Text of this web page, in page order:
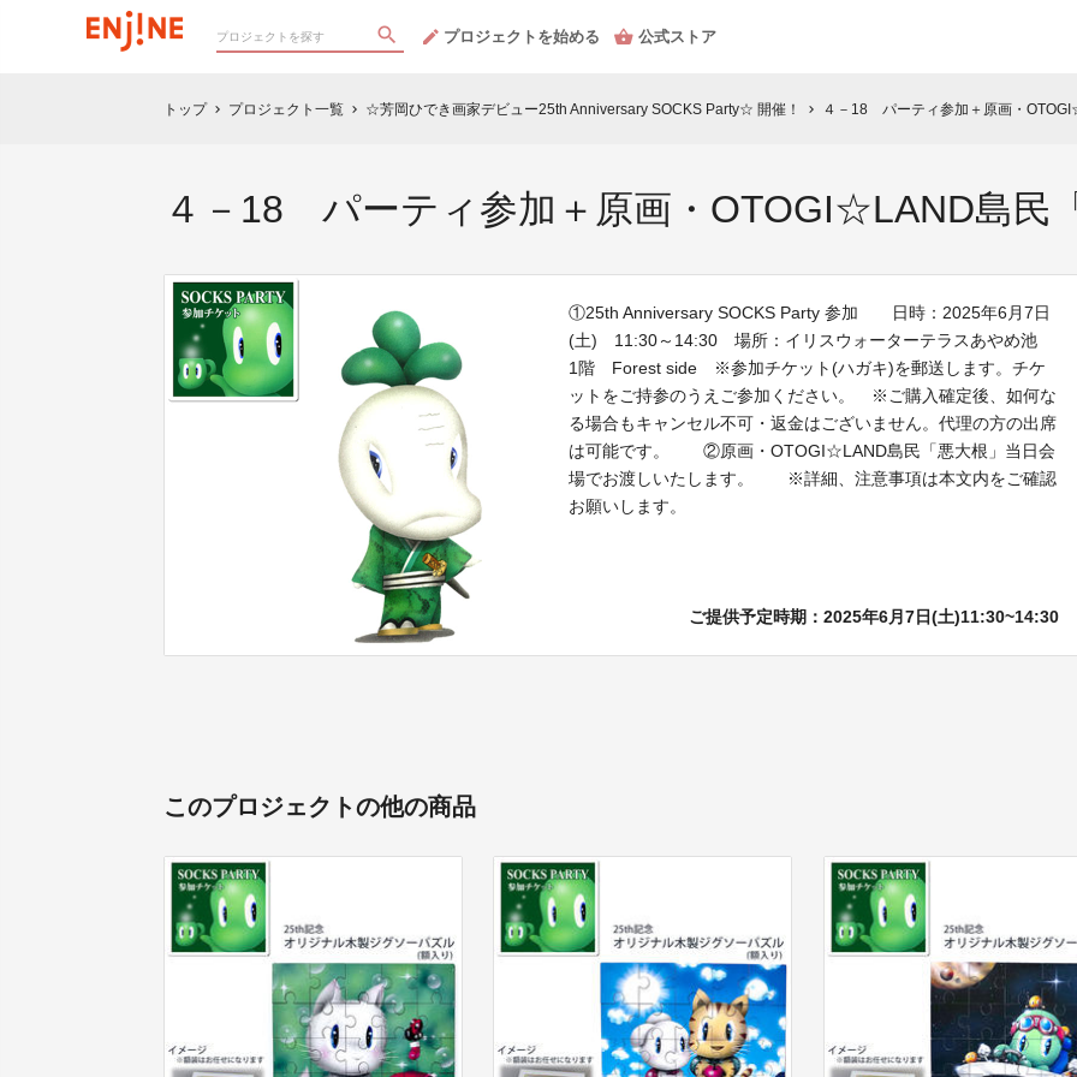
プロジェクトを始める 公式ストア
トップ chevron_right プロジェクト一覧 chevron_right ☆芳岡ひでき画家デビュー25th Anniversary SOCKS Party☆ 開催！ chevron_right ４－18 パーティ参加＋原画・
４－18 パーティ参加＋原画・OTOGI☆LAND島民
①25th Anniversary SOCKS Party 参加 日時：2025年6月7日
(土) 11:30～14:30 場所：イリスウォーターテラスあやめ池
1階 Forest side ※参加チケット(ハガキ)を郵送します。チケ
ットをご持参のうえご参加ください。 ※ご購入確定後、如何な
る場合もキャンセル不可・返金はございません。代理の方の出席
は可能です。 ②原画・OTOGI☆LAND島民「悪大根」当日会
場でお渡しいたします。 ※詳細、注意事項は本文内をご確認
お願いします。
ご提供予定時期：2025年6月7日(土)11:30~14:30
このプロジェクトの他の商品